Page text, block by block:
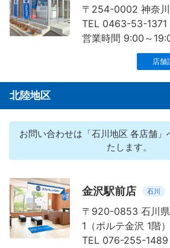
〒254-0002 神奈
TEL 0463-53-1371
営業時間 9:00～
店舗
北陸地区
お問い合わせは「石川地区 各店舗」
たします。
金沢駅前店 石川
〒920-0853 石川
1（ポルテ金沢 1階）
TEL 076-255-1489